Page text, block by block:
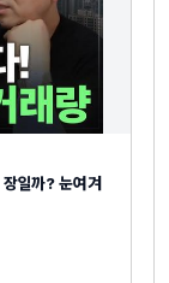
일까? 눈여겨